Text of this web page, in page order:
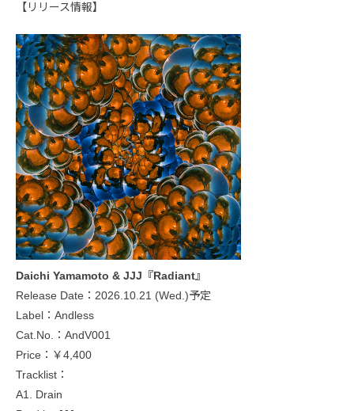
【リリース情報】
Daichi Yamamoto & JJJ『Radiant』
Release Date：2026.10.21 (Wed.)予定
Label：Andless
Cat.No.：AndV001
Price：￥4,400
Tracklist：
A1. Drain